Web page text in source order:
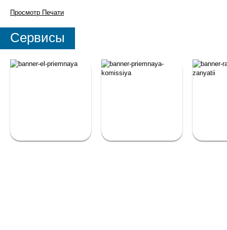
Просмотр Печати
Сервисы